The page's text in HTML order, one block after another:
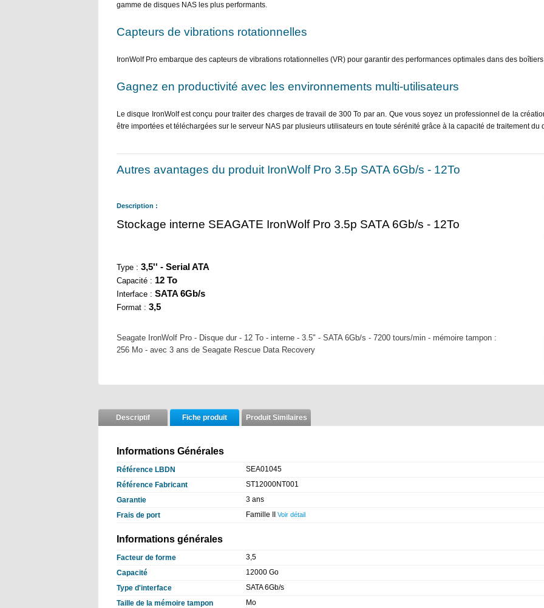
gamme de disques NAS les plus performants.
Capteurs de vibrations rotationnelles
IronWolf Pro embarque des capteurs de vibrations rotationnelles (VR) pour garantir des performances optimales dans des
Gagnez en productivité avec les environnements multi-utilisateurs
Le disque IronWolf est conçu pour traiter des charges de travail de 300 To par an. Que vous soyez un professionnel de la
être importées et téléchargées sur le serveur NAS par plusieurs utilisateurs en toute sérénité grâce à la capacité de traitement du
Autres avantages du produit IronWolf Pro 3.5p SATA 6Gb/s - 12To
Description :
Stockage interne SEAGATE IronWolf Pro 3.5p SATA 6Gb/s - 12To
Type : 3,5'' - Serial ATA
Capacité : 12 To
Interface : SATA 6Gb/s
Format : 3,5
Seagate IronWolf Pro - Disque dur - 12 To - interne - 3.5" - SATA 6Gb/s - 7200 tours/min - mémoire tampon :
256 Mo - avec 3 ans de Seagate Rescue Data Recovery
Descriptif Fiche produit Produit Similaires
Informations Générales
Référence LBDN
SEA01045
Référence Fabricant
ST12000NT001
Garantie
3 ans
Frais de port
Famille II Voir détail
Informations générales
Facteur de forme
3,5
Capacité
12000 Go
Type d'interface
SATA 6Gb/s
Taille de la mémoire tampon
Mo